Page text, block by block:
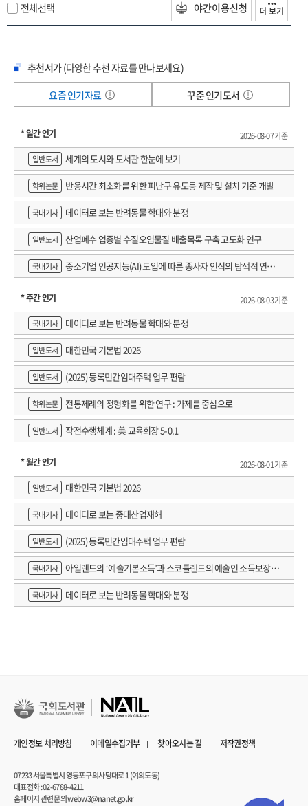
전체선택 야간이용신청 더 보기
추천서가(다양한 추천 자료를 만나보세요)
요즘 인기자료
꾸준 인기도서
* 일간 인기
2026-08-07 기준
일반도서
세계의 도시와 도서관 한눈에 보기
학위논문 반응시간 최소화를 위한 피난구 유도등 제작 및 설치 기준 개발
국내기사 데이터로 보는 반려동물 학대와 분쟁
일반도서 산업폐수 업종별 수질오염물질 배출목록 구축 고도화 연구
국내기사
중소기업 인공지능(AI) 도입에 따른 종사자 인식의 탐색적 연구 :
* 주간 인기
2026-08-03 기준
국내기사
데이터로 보는 반려동물 학대와 분쟁
일반도서 대한민국 기본법 2026
일반도서 (2025) 등록민간임대주택 업무 편람
학위논문 전통제례의 정형화를 위한 연구 : 가제를 중심으로
일반도서 작전수행체계 : 美 교육회장 5-0.1
* 월간 인기
2026-08-01 기준
일반도서
대한민국 기본법 2026
국내기사 데이터로 보는 중대산업재해
일반도서 (2025) 등록민간임대주택 업무 편람
국내기사
아일랜드의 ‘예술기본소득’과 스코틀랜드의 예술인 소득보장정
책 논의
국내기사 데이터로 보는 반려동물 학대와 분쟁
개인정보 처리방침 이메일수집거부 찾아오시는 길 저작권정책
07233 서울특별시 영등포구 의사당대로 1 (여의도동)
대표전화 : 02-6788-4211
홈페이지 관련 문의 webw3@nanet.go.kr